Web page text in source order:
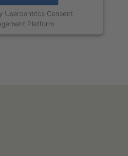
Usercentrics Consent
Platform